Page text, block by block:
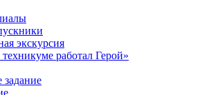
экскурсия
работал Герой»